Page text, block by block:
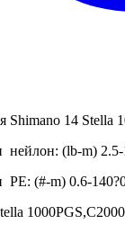
Shimano 14 Stella
нейлон: (lb-m) 2.5-
PE: (#-m) 0.6-